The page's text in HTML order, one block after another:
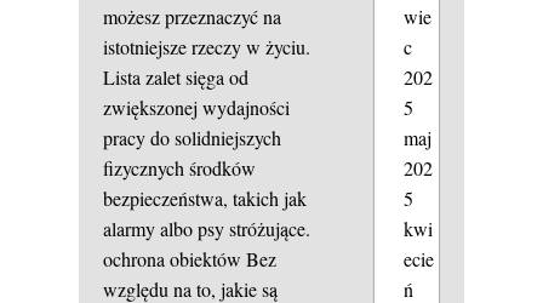
możesz przeznaczyć na
istotniejsze rzeczy w życiu.
Lista zalet sięga od
zwiększonej wydajności
pracy do solidniejszych
fizycznych środków
bezpieczeństwa, takich jak
alarmy albo psy stróżujące.
ochrona obiektów Bez
względu na to, jakie są
wie
c
202
5
maj
202
5
kwi
ecie
ń